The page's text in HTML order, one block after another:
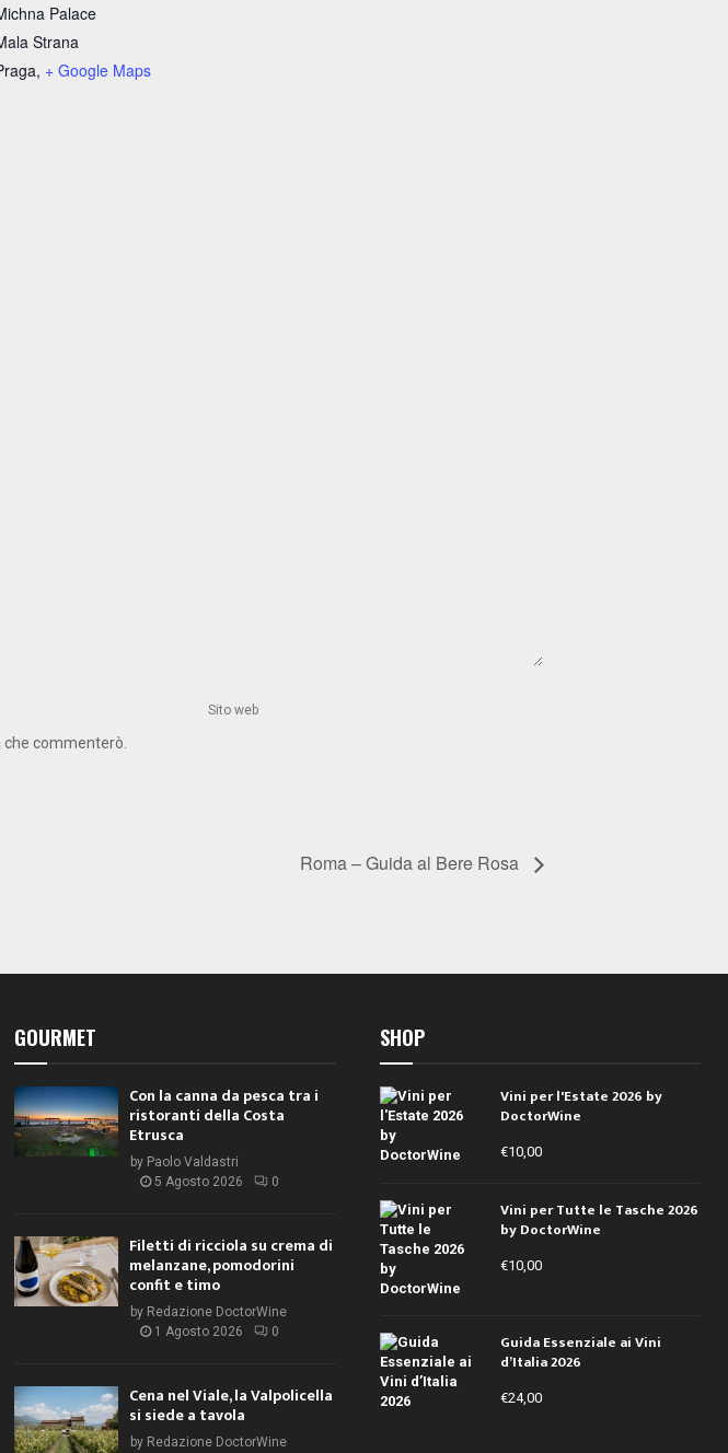
Palace
Strana
, + Google Maps
commenterò.
Roma – Guida al Bere Rosa
GOURMET
Con la canna da pesca tra i
ristoranti della Costa
Etrusca
by Paolo Valdastri
5 Agosto 2026
0
Filetti di ricciola su crema di
melanzane, pomodorini
confit e timo
by Redazione DoctorWine
1 Agosto 2026
0
Cena nel Viale, la Valpolicella
si siede a tavola
by Redazione DoctorWine
SHOP
Vini per l'Estate 2026 by
DoctorWine
€10,00
Vini per Tutte le Tasche 2026
by DoctorWine
€10,00
Guida Essenziale ai Vini
d’Italia 2026
€24,00